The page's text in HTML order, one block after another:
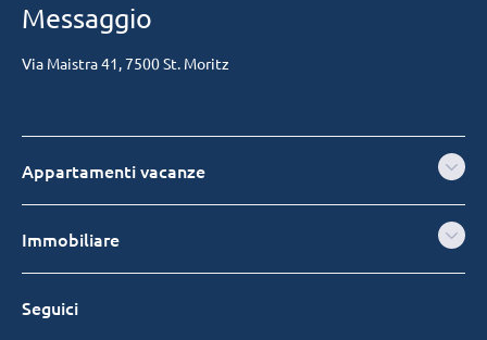
Messaggio
Via Maistra 41, 7500 St. Moritz
Appartamenti vacanze
Immobiliare
Seguici